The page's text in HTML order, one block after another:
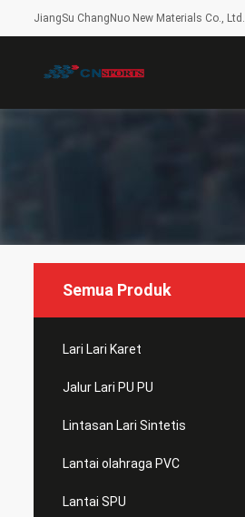
JiangSu ChangNuo New Materials Co., Ltd.
Semua Produk
Lari Lari Karet
Jalur Lari PU PU
Lintasan Lari Sintetis
Lantai olahraga PVC
Lantai SPU